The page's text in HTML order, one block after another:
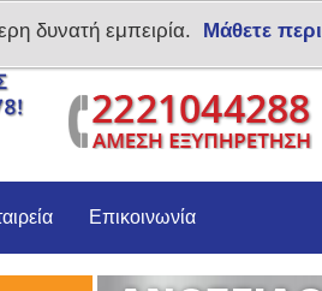
Δημιoυργία
Επικοινωνία
δυνατή εμπειρία. Μάθετε